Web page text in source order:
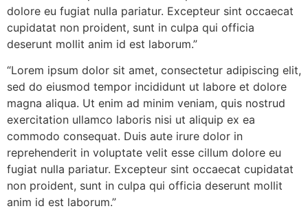
dolore eu fugiat nulla pariatur. Excepteur sint occaecat
cupidatat non proident, sunt in culpa qui officia
deserunt mollit anim id est laborum.”
“Lorem ipsum dolor sit amet, consectetur adipiscing elit,
sed do eiusmod tempor incididunt ut labore et dolore
magna aliqua. Ut enim ad minim veniam, quis nostrud
exercitation ullamco laboris nisi ut aliquip ex ea
commodo consequat. Duis aute irure dolor in
reprehenderit in voluptate velit esse cillum dolore eu
fugiat nulla pariatur. Excepteur sint occaecat cupidatat
non proident, sunt in culpa qui officia deserunt mollit
anim id est laborum.”